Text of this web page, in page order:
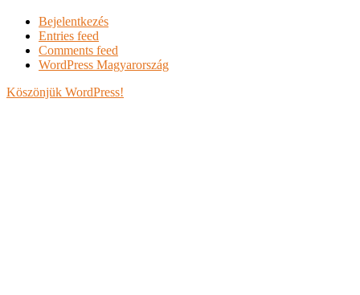
Bejelentkezés
Entries feed
Comments feed
WordPress Magyarország
Köszönjük WordPress!